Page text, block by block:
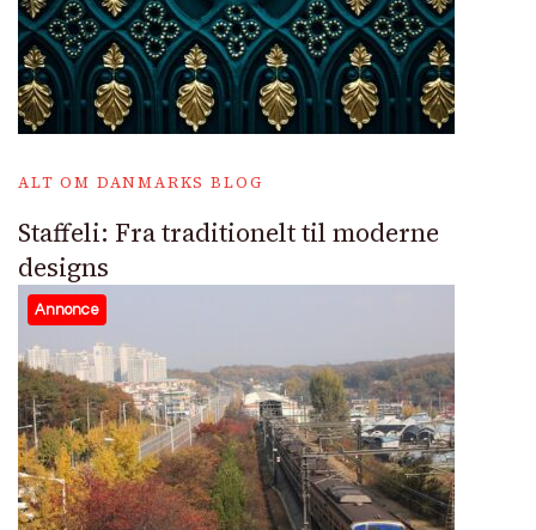
ALT OM DANMARKS BLOG
Staffeli: Fra traditionelt til moderne
designs
Annonce